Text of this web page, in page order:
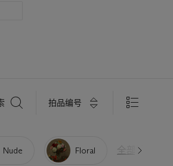
拍品编号
Nude Floral 全部清除